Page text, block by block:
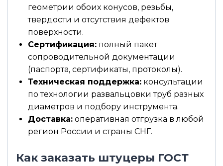
геометрии обоих конусов, резьбы,
твердости и отсутствия дефектов
поверхности.
Сертификация: полный пакет
сопроводительной документации
(паспорта, сертификаты, протоколы).
Техническая поддержка: консультации
по технологии развальцовки труб разных
диаметров и подбору инструмента.
Доставка: оперативная отгрузка в любой
регион России и страны СНГ.
Как заказать штуцеры ГОСТ